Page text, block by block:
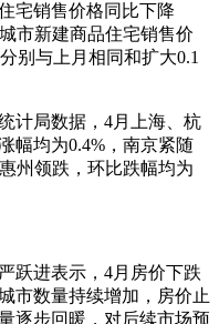
销售价格同比下降
市新建商品住宅销售价
别与上月相同和扩大0.1
局数据，4月上海、杭
幅均为0.4%，南京紧随
州领跌，环比跌幅均为
进表示，4月房价下跌
市数量持续增加，房价止
逐步回暖，对后续市场预